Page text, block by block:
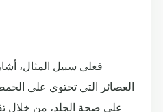
فعلى سبيل المثال،
العصائر التي تحتوي على
على صحة الجلد، من خلال